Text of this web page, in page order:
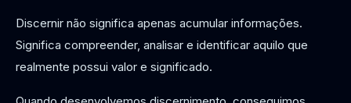
Discernir não significa apenas acumular informações.
Significa compreender, analisar e identificar aquilo que
realmente possui valor e significado.